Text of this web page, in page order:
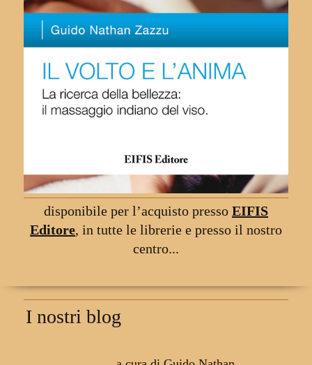
disponibile per l’acquisto presso EIFIS
Editore, in tutte le librerie e presso il nostro
centro...
I nostri blog